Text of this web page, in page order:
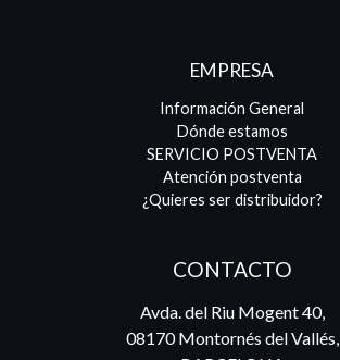
EMPRESA
Información General
Dónde estamos
SERVICIO POSTVENTA
Atención postventa
¿Quieres ser distribuidor?
CONTACTO
Avda. del Riu Mogent 40,
08170 Montornés del Vallés,